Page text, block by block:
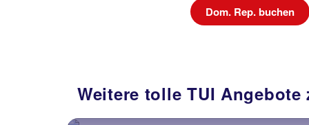
Dom. Rep. buchen
Weitere tolle TUI Angebote